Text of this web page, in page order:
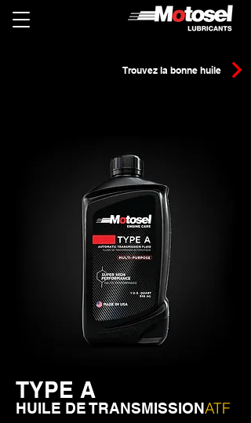
Trouvez la bonne huile
TYPE A
HUILE DE TRANSMISSIONATF